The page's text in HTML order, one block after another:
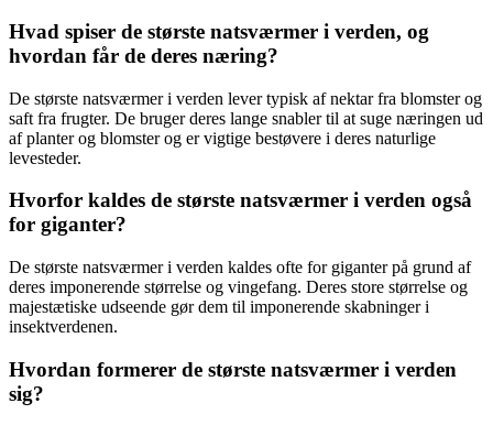
Hvad spiser de største natsværmer i verden, og
hvordan får de deres næring?
De største natsværmer i verden lever typisk af nektar fra blomster og
saft fra frugter. De bruger deres lange snabler til at suge næringen ud
af planter og blomster og er vigtige bestøvere i deres naturlige
levesteder.
Hvorfor kaldes de største natsværmer i verden også
for giganter?
De største natsværmer i verden kaldes ofte for giganter på grund af
deres imponerende størrelse og vingefang. Deres store størrelse og
majestætiske udseende gør dem til imponerende skabninger i
insektverdenen.
Hvordan formerer de største natsværmer i verden
sig?